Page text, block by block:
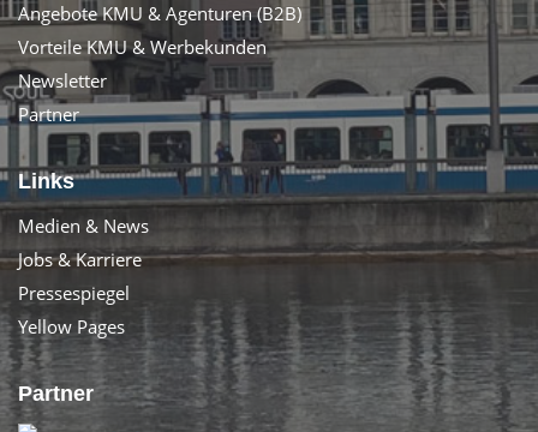
Angebote KMU & Agenturen (B2B)
Vorteile KMU & Werbekunden
Newsletter
Partner
Links
Medien & News
Jobs & Karriere
Pressespiegel
Yellow Pages
Partner